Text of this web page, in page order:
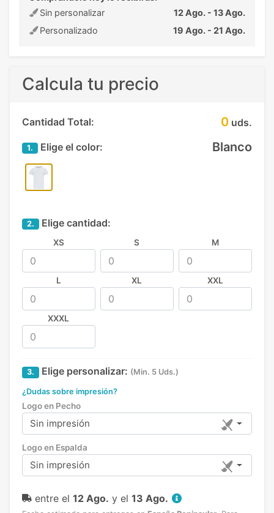
Sin personalizar
12 Ago. - 13 Ago.
Personalizado
19 Ago. - 21 Ago.
Calcula tu precio
Cantidad Total: 0 uds.
1. Elige el color: Blanco
2. Elige cantidad:
XS S M
L XL XXL
XXXL
3. Elige personalizar: (Min. 5 Uds.)
¿Dudas sobre impresión?
Logo en Pecho
Sin impresión
Logo en Espalda
Sin impresión
entre el 12 Ago. y el 13 Ago.